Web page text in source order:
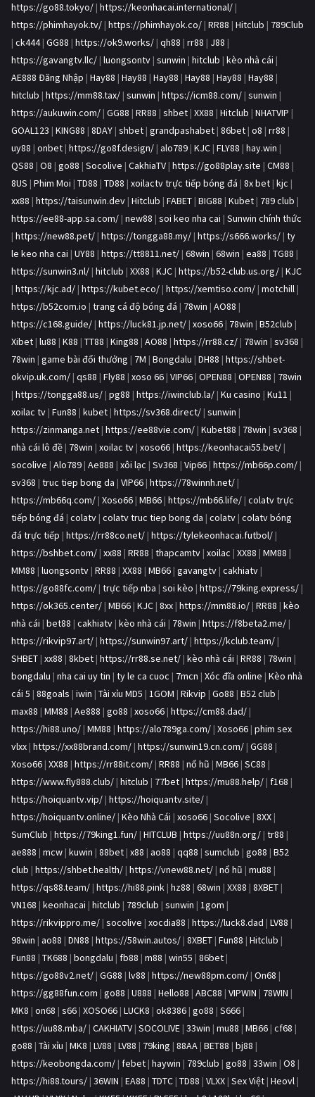
https://go88.tokyo/ | https://keonhacai.international/ |
https://phimhayok.tv/ | https://phimhayok.co/ | RR88 | Hitclub | 789Club
| ck444| GG88 | https://ok9.works/ | qh88 | rr88 | J88 |
https://gavangtv.llc/ | luongsontv | sunwin | hitclub | kèo nhà cái |
AE888 Đăng Nhập | Hay88 | Hay88 | Hay88 | Hay88 | Hay88 | Hay88 |
hitclub | https://mm88.tax/ | sunwin | https://icm88.com/ | sunwin |
https://aukuwin.com/ | GG88 | RR88 | shbet | XX88 | Hitclub | NHATVIP |
GOAL123 | KING88 | 8DAY | shbet | grandpashabet | 86bet | o8 | rr88 |
uy88 | onbet | https://go8f.design/ | alo789 | KJC | FLY88 | hay.win |
QS88 | O8 | go88 | Socolive | CakhiaTV | https://go88play.site | CM88 |
8US | Phim Moi | TD88 | TD88 | xoilactv trực tiếp bóng đá | 8x bet | kjc |
xx88 | https://taisunwin.dev | Hitclub | FABET | BIG88 | Kubet | 789 club |
https://ee88-app.sa.com/ | new88 | soi keo nha cai | Sunwin chính thức
| https://new88.pet/ | https://tongga88.my/ | https://s666.works/ | ty
le keo nha cai | UY88 | https://tt8811.net/ | 68win | 68win | ea88 | TG88 |
https://sunwin3.nl/ | hitclub | XX88 | KJC | https://b52-club.us.org/ | KJC
| https://kjc.ad/ | https://kubet.eco/ | https://xemtiso.com/ | motchill |
https://b52com.io | trang cá độ bóng đá | 78win | AO88 |
https://c168.guide/ | https://luck81.jp.net/ | xoso66 | 78win | B52club |
Xibet | lu88 | K88 | TT88 | King88 | AO88 | https://rr88.cz/ | 78win | sv368 |
78win | game bài đổi thưởng | 7M | Bongdalu | DH88 | https://shbet-
okvip.uk.com/ | qs88 | Fly88 | xoso 66 | VIP66 | OPEN88 | OPEN88 | 78win
| https://tongga88.us/ | pg88 | https://iwinclub.la/ | Ku casino | Ku11 |
xoilac tv | Fun88 | kubet | https://sv368.direct/ | sunwin |
https://zinmanga.net | https://ee88vie.com/ | Kubet88 | 78win | sv368 |
nhà cái lô đề | 78win | xoilac tv | xoso66 | https://keonhacai55.bet/ |
socolive | Alo789 | Ae888 | xôi lạc | Sv368 | Vip66 | https://mb66p.com/ |
sv368 | truc tiep bong da | VIP66 | https://78winnh.net/ |
https://mb66q.com/ | Xoso66 | MB66 | https://mb66.life/ | colatv trực
tiếp bóng đá | colatv | colatv truc tiep bong da | colatv | colatv bóng
đá trực tiếp | https://rr88co.net/ | https://tylekeonhacai.futbol/ |
https://bshbet.com/ | xx88 | RR88 | thapcamtv | xoilac | XX88 | MM88 |
MM88 | luongsontv | RR88 | XX88 | MB66 | gavangtv | cakhiatv |
https://go88fc.com/ | trực tiếp nba | soi kèo | https://79king.express/ |
https://ok365.center/ | MB66 | KJC | 8xx | https://mm88.io/ | RR88 | kèo
nhà cái | bet88 | cakhiatv | kèo nhà cái | 78win | https://f8beta2.me/ |
https://rikvip97.art/ | https://sunwin97.art/ | https://kclub.team/ |
SHBET | xx88 | 8kbet | https://rr88.se.net/ | kèo nhà cái | RR88 | 78win |
bongdalu | nha cai uy tin | ty le ca cuoc | 7mcn | Xóc đĩa online | Kèo nhà
cái 5 | 88goals | iwin | Tài xỉu MD5 | 1GOM | Rikvip | Go88 | B52 club |
max88 | MM88 | Ae888 | go88 | xoso66 | https://cm88.dad/ |
https://hi88.uno/ | MM88 | https://alo789ga.com/ | Xoso66 | phim sex
vlxx | https://xx88brand.com/ | https://sunwin19.cn.com/ | GG88 |
Xoso66 | XX88 | https://rr88it.com/ | RR88 | nổ hũ | MB66 | SC88 |
https://www.fly888.club/ | hitclub | 77bet | https://mu88.help/ | f168 |
https://hoiquantv.vip/ | https://hoiquantv.site/ |
https://hoiquantv.online/ | Kèo Nhà Cái | xoso66 | Socolive | 8XX |
SumClub | https://79king1.fun/ | HITCLUB | https://uu88n.org/ | tr88 |
ae888 | mcw | kuwin | 88bet | x88 | ao88 | qq88 | sumclub | go88 | B52
club | https://shbet.health/ | https://vnew88.net/ | nổ hũ | mu88 |
https://qs88.team/ | https://hi88.pink | hz88 | 68win | XX88 | 8XBET |
VN168 | keonhacai | hitclub | 789club | sunwin | 1gom |
https://rikvippro.me/ | socolive | xocdia88 | https://luck8.dad | LV88 |
98win | ao88 | DN88 | https://58win.autos/ | 8XBET | Fun88 | Hitclub |
Fun88 | TK688 | bongdalu | fb88 | m88 | win55 | 86bet |
https://go88v2.net/ | GG88 | lv88 | https://new88pm.com/ | On68 |
https://gg88fun.com | go88 | U888 | Hello88 | ABC88 | VIPWIN | 78WIN |
MK8 | on68 | s66 | XOSO66 | LUCK8 | ok8386 | go88 | S666 |
https://uu88.mba/ | CAKHIATV | SOCOLIVE | 33win | mu88 | MB66 | cf68 |
go88 | Tài xỉu | MK8 | LV88 | LV88 | 79king | 88AA | BET88 | bj88 |
https://keobongda.com/ | febet | haywin | 789club | go88 | 33win | O8 |
https://hi88.tours/ | 36WIN | EA88 | TDTC | TD88 | VLXX | Sex Việt | Heovl |